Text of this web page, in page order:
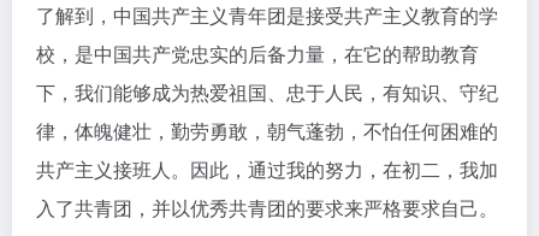
了解到，中国共产主义青年团是接受共产主义教育的学
校，是中国共产党忠实的后备力量，在它的帮助教育
下，我们能够成为热爱祖国、忠于人民，有知识、守纪
律，体魄健壮，勤劳勇敢，朝气蓬勃，不怕任何困难的
共产主义接班人。因此，通过我的努力，在初二，我加
入了共青团，并以优秀共青团的要求来严格要求自己。